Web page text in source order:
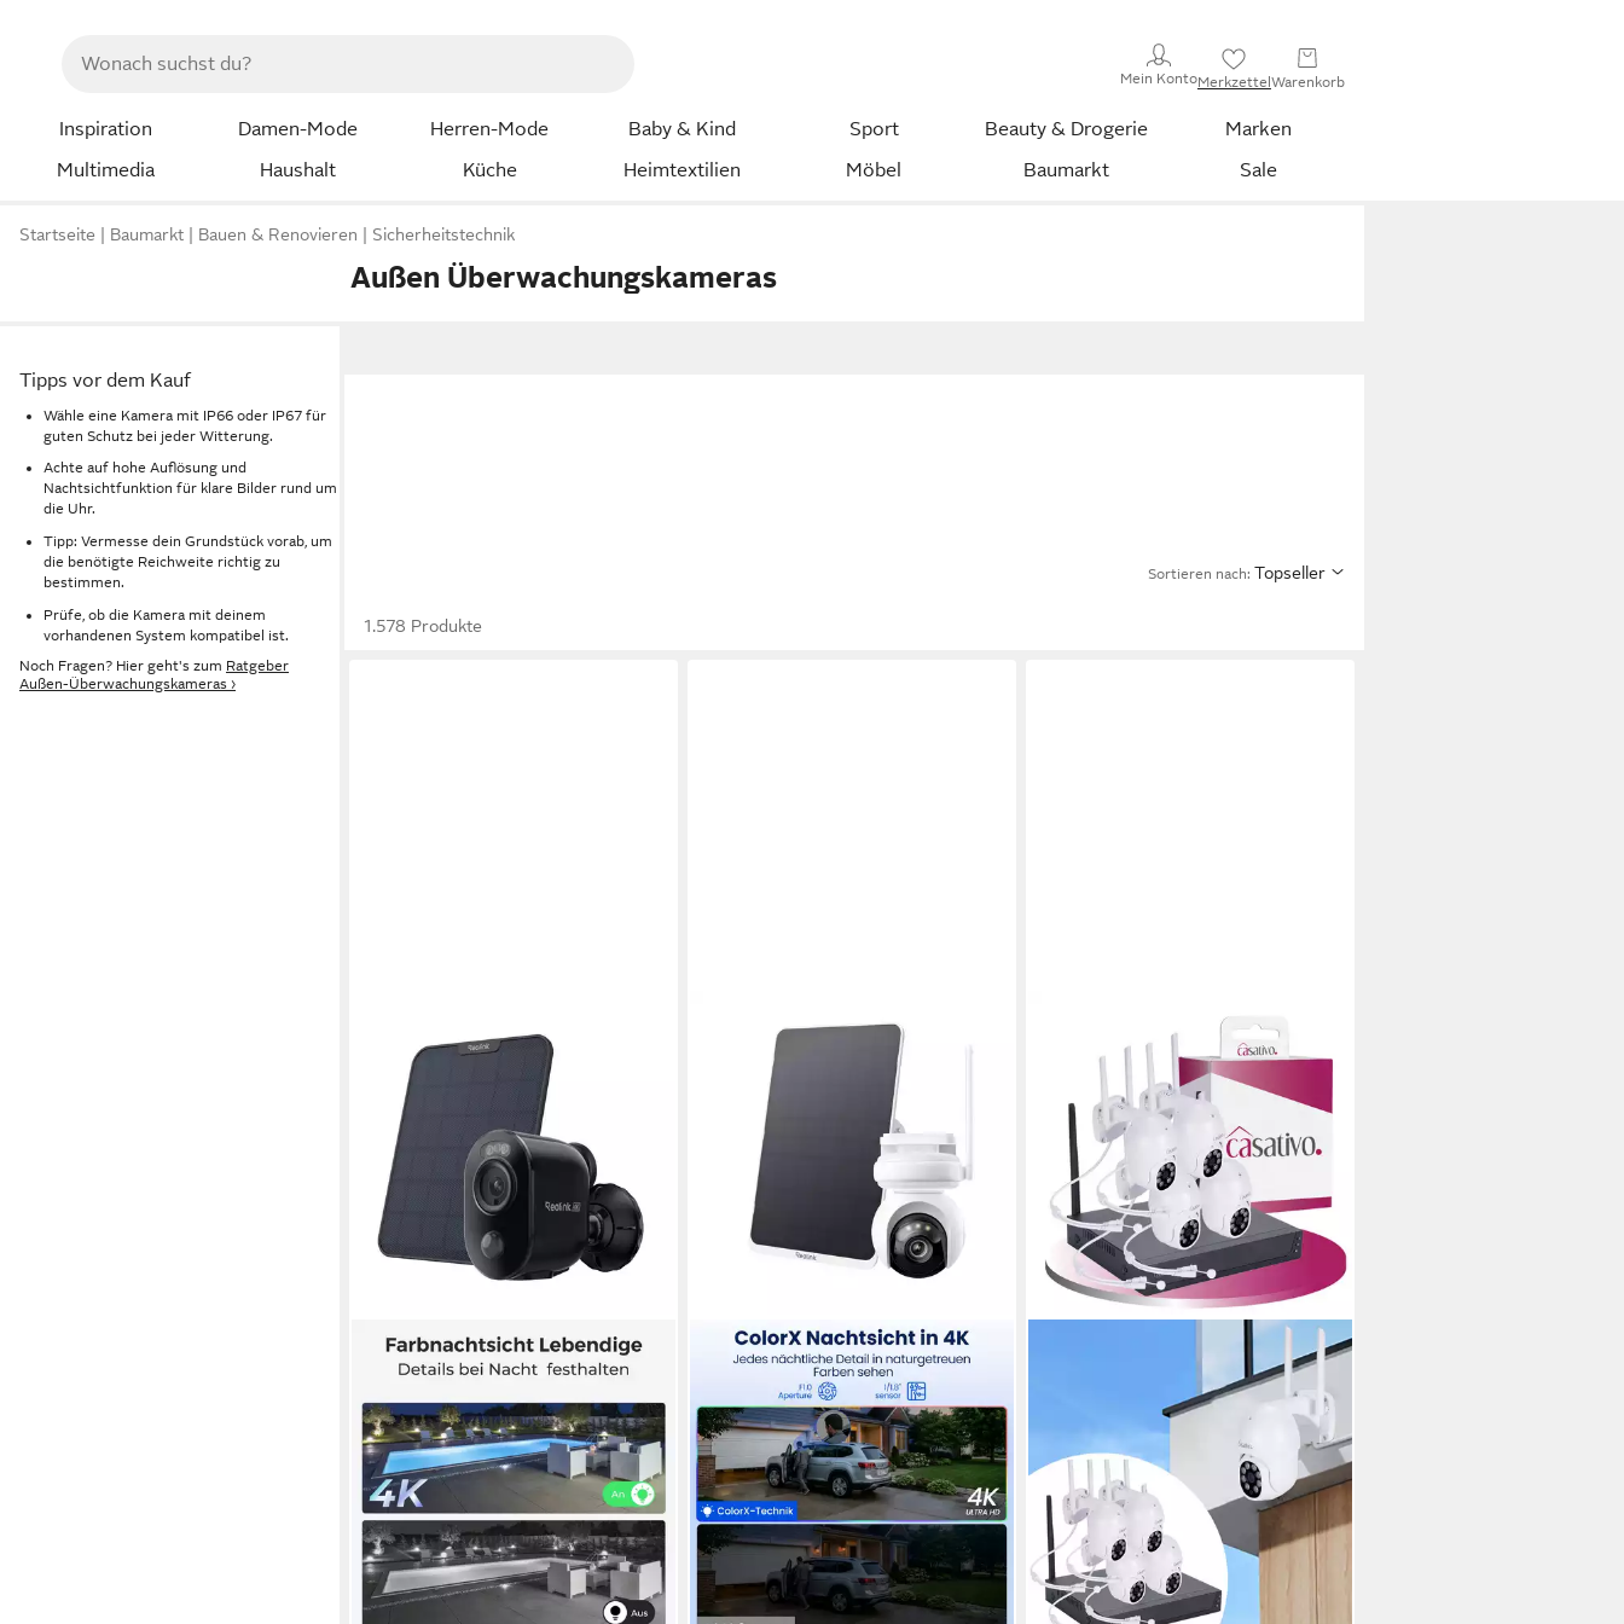
Mein KontoMerkzettelWarenkorb
Inspiration Damen-Mode Herren-Mode Baby & Kind Sport Beauty & Drogerie
Marken
Multimedia
Haushalt Küche Heimtextilien Möbel Baumarkt Sale
Startseite Baumarkt Bauen & Renovieren Sicherheitstechnik
Außen Überwachungskameras
Tipps vor dem Kauf
Wähle eine Kamera mit IP66 oder IP67 für
guten Schutz bei jeder Witterung.
Achte auf hohe Auflösung und
Nachtsichtfunktion für klare Bilder rund um
die Uhr.
Tipp: Vermesse dein Grundstück vorab, um
die benötigte Reichweite richtig zu
bestimmen.
Prüfe, ob die Kamera mit deinem
vorhandenen System kompatibel ist.
Noch Fragen? Hier geht's zum Ratgeber
Außen-Überwachungskameras ›
Sortieren nach: Topseller
1.578 Produkte